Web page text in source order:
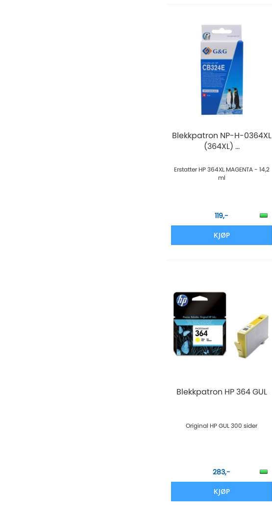
Blekkpatron NP-H-0364XL
(364XL) ...
Erstatter HP 364XL MAGENTA - 14,2
ml
119,-
KJØP
Blekkpatron HP 364 GUL
Original HP GUL 300 sider
283,-
KJØP